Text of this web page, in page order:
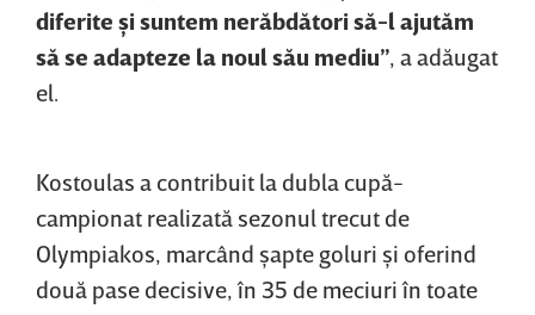
diferite şi suntem nerăbdători să-l ajutăm
să se adapteze la noul său mediu” , a adăugat
el.
Kostoulas a contribuit la dubla cupă-
campionat realizată sezonul trecut de
Olympiakos, marcând şapte goluri şi oferind
două pase decisive, în 35 de meciuri în toate